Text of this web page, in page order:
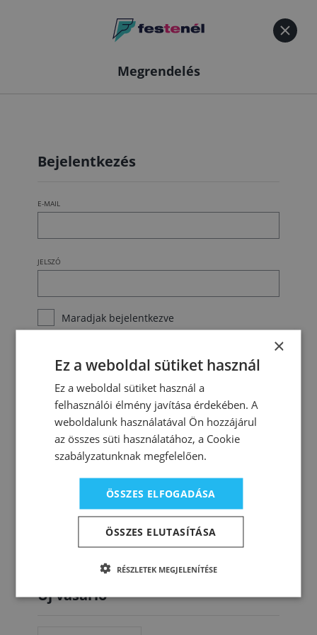
Megrendelés
Bejelentkezés
E-MAIL
JELSZÓ
Maradjak bejelentkezve
Elfelejtetted a jelszavad?
Új jelszó kérése
Vásárlás vendégként
Nem szeretnék regisztrálni a vásárláshoz
VÁSÁRLÁS REGISZTRÁCIÓ NÉLKÜL
Új vásárló
×
Ez a weboldal sütiket használ
Ez a weboldal sütiket használ a
felhasználói élmény javítása érdekében. A
weboldalunk használatával Ön hozzájárul
az összes süti használatához, a Cookie
szabályzatunknak megfelelően.
ÖSSZES ELFOGADÁSA
ÖSSZES ELUTASÍTÁSA
RÉSZLETEK MEGJELENÍTÉSE